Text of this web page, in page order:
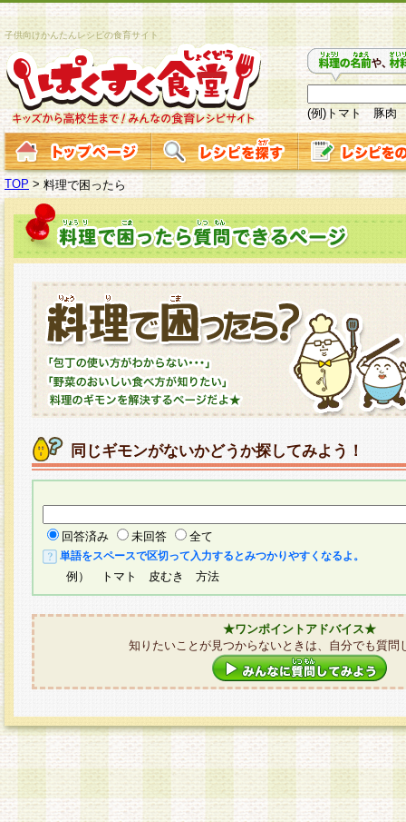
子供向けかんたんレシピの食育サイト
(例)トマト 豚肉
TOP >料理で困ったら
同じギモンがないかどうか探してみよう！
回答済み 未回答 全て
単語をスペースで区切って入力するとみつかりやすくなるよ。
例） トマト 皮むき 方法
★ワンポイントアドバイス★
知りたいことが見つからないときは、自分でも質問